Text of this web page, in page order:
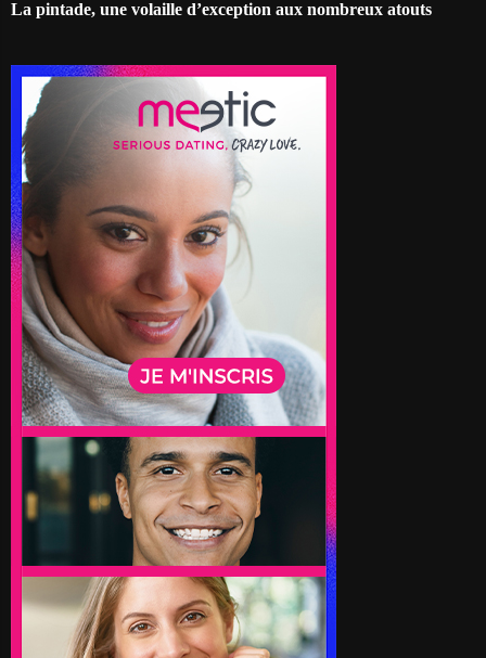
La pintade, une volaille d’exception aux nombreux atouts